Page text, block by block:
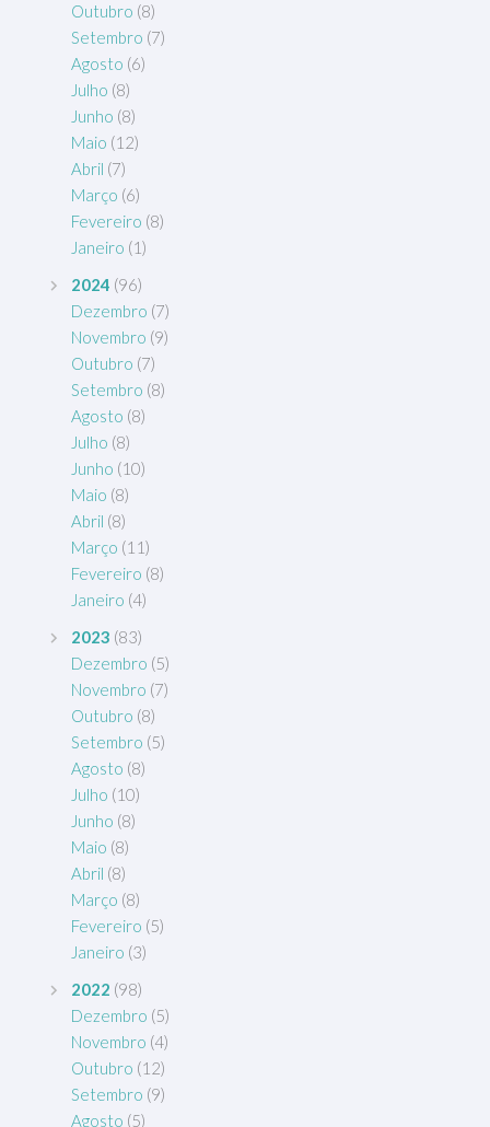
Outubro (8)
Setembro (7)
Agosto (6)
Julho (8)
Junho (8)
Maio (12)
Abril (7)
Março (6)
Fevereiro (8)
Janeiro (1)
2024 (96)
Dezembro (7)
Novembro (9)
Outubro (7)
Setembro (8)
Agosto (8)
Julho (8)
Junho (10)
Maio (8)
Abril (8)
Março (11)
Fevereiro (8)
Janeiro (4)
2023 (83)
Dezembro (5)
Novembro (7)
Outubro (8)
Setembro (5)
Agosto (8)
Julho (10)
Junho (8)
Maio (8)
Abril (8)
Março (8)
Fevereiro (5)
Janeiro (3)
2022 (98)
Dezembro (5)
Novembro (4)
Outubro (12)
Setembro (9)
Agosto (5)